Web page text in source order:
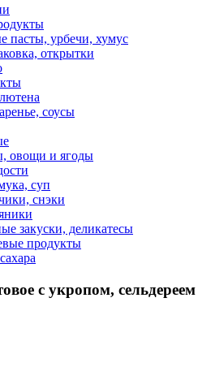
пасты, урбечи, хумус
открытки
соусы
овощи и ягоды
суп
снэки
закуски, деликатесы
продукты
с укропом,